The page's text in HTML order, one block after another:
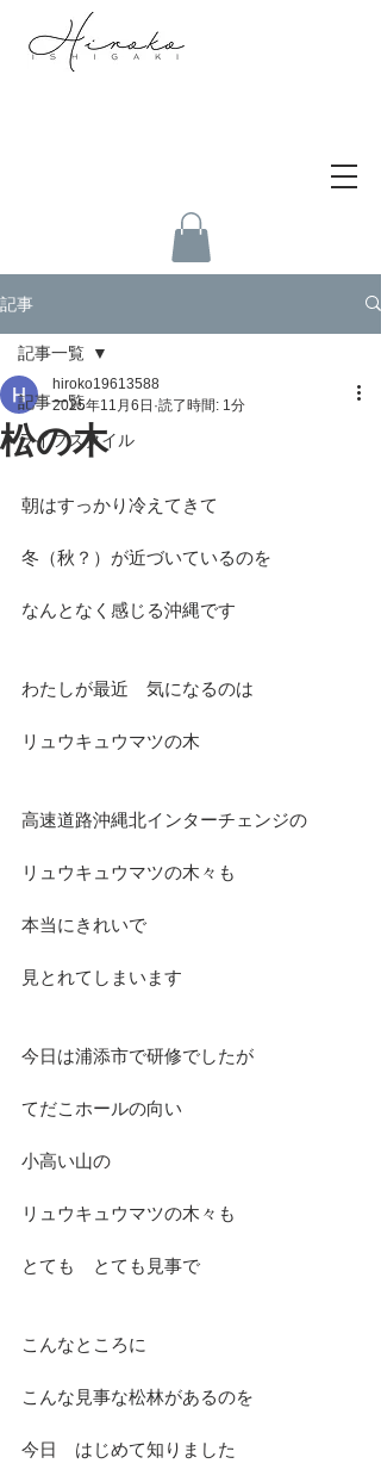
記事
記事一覧
ライフスタイル
記事一覧
松の木
hiroko19613588
2025年11月6日 読了時間: 1分
朝はすっかり冷えてきて
冬（秋？）が近づいているのを
なんとなく感じる沖縄です
わたしが最近　気になるのは
リュウキュウマツの木
高速道路沖縄北インターチェンジの
リュウキュウマツの木々も
本当にきれいで
見とれてしまいます
今日は浦添市で研修でしたが
てだこホールの向い
小高い山の
リュウキュウマツの木々も
とても　とても見事で
こんなところに
こんな見事な松林があるのを
今日　はじめて知りました